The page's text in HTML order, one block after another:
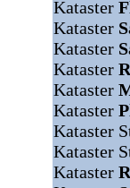
Kataster
Kataster
Kataster
Kataster
Kataster
Kataster
Kataster
Kataster
Kataster